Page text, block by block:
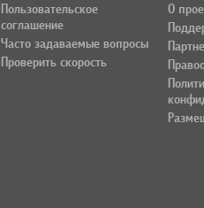
Пользовательское
соглашение
Часто задаваемые вопросы
Проверить скорость
О